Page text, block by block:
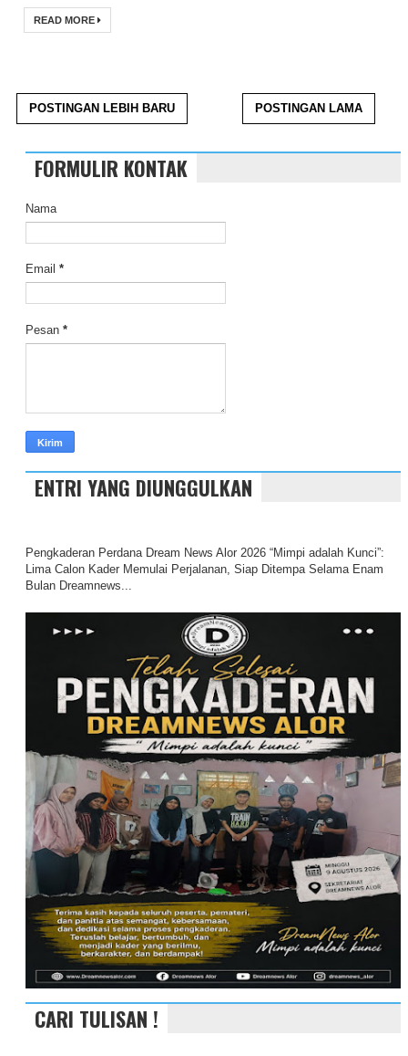
READ MORE
POSTINGAN LEBIH BARU POSTINGAN LAMA
FORMULIR KONTAK
Nama
Email *
Pesan *
ENTRI YANG DIUNGGULKAN
Pengkaderan Perdana Dream News Alor 2026 “Mimpi adalah Kunci”:
Lima Calon Kader Memulai Perjalanan, Siap Ditempa Selama Enam
Bulan Dreamnews...
CARI TULISAN !